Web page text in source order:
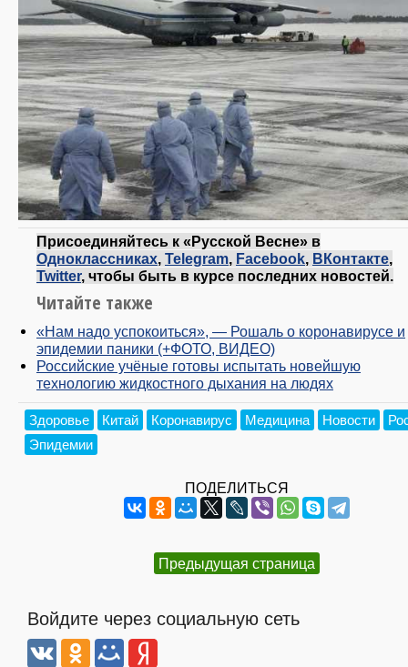
Присоединяйтесь к «Русской Весне» в
Одноклассниках, Telegram, Facebook, ВКонтакте,
Twitter, чтобы быть в курсе последних новостей.
Читайте также
«Нам надо успокоиться», — Рошаль о коронавирусе и
эпидемии паники (+ФОТО, ВИДЕО)
Российские учёные готовы испытать новейшую
технологию жидкостного дыхания на людях
Здоровье Китай Коронавирус Медицина Новости
Эпидемии
ПОДЕЛИТЬСЯ
Предыдущая страница
Войдите через социальную сеть